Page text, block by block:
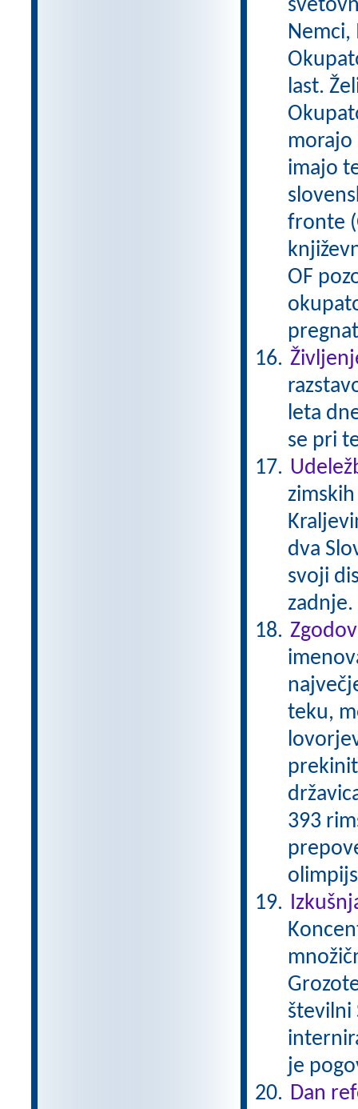
Nemci,
last.
morajo
imajo
fronte
OF
leta
se pri
dva
svoji
zadnje.
teku,
393
številni
je
Dan